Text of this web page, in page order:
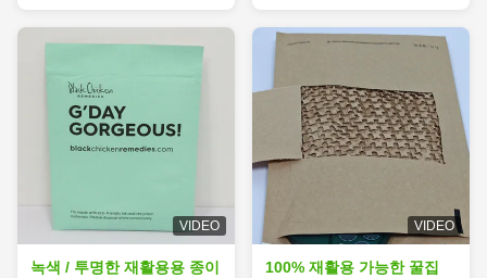
VIDEO
녹색 / 투명한 재활용용 종이
VIDEO
100% 재활용 가능한 꿀집